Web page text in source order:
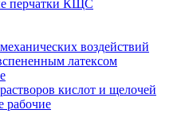
перчатки КЩС
воздействий
латексом
кислот и щелочей
рабочие